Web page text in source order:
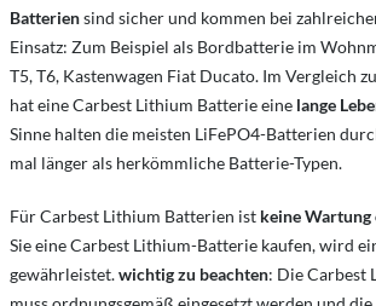
Batteriensind sicher und kommen bei
Einsatz: Zum Beispiel als Bordbatterie im
T5, T6, Kastenwagen Fiat Ducato. Im Vergleich
hat eine Carbest Lithium Batterie eine lange
Sinne halten die meisten LiFePO4-Batterien
mal länger als herkömmliche Batterie-Typen.
Für Carbest Lithium Batterien ist keine
Sie eine Carbest Lithium-Batterie kaufen, wird
gewährleistet.wichtig zu beachten: Die Carbest